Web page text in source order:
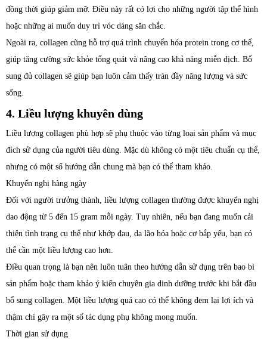
đồng thời giúp giảm mỡ. Điều này rất có lợi cho những người tập thể hình
hoặc những ai muốn duy trì vóc dáng săn chắc.
Ngoài ra, collagen cũng hỗ trợ quá trình chuyển hóa protein trong cơ thể,
giúp tăng cường sức khỏe tổng quát và nâng cao khả năng miễn dịch. Bổ
sung đủ collagen sẽ giúp bạn luôn cảm thấy tràn đầy năng lượng và sức
sống.
4. Liều lượng khuyên dùng
Liều lượng collagen phù hợp sẽ phụ thuộc vào từng loại sản phẩm và mục
đích sử dụng của người tiêu dùng. Mặc dù không có một tiêu chuẩn cụ thể,
nhưng có một số hướng dẫn chung mà bạn có thể tham khảo.
Khuyến nghị hàng ngày
Đối với người trưởng thành, liều lượng collagen thường được khuyến nghị
dao động từ 5 đến 15 gram mỗi ngày. Tuy nhiên, nếu bạn đang muốn cải
thiện tình trạng cụ thể như khớp đau, da lão hóa hoặc cơ bắp yếu, bạn có
thể cần một liều lượng cao hơn.
Điều quan trọng là bạn nên luôn tuân theo hướng dẫn sử dụng trên bao bì
sản phẩm hoặc tham khảo ý kiến chuyên gia dinh dưỡng trước khi bắt đầu
bổ sung collagen. Một liều lượng quá cao có thể không đem lại lợi ích và
thậm chí gây ra một số tác dụng phụ không mong muốn.
Thời gian sử dụng